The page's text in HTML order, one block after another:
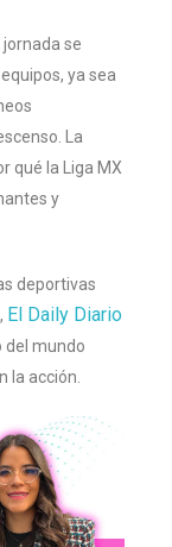
se
ya sea
La
qué la Liga MX
y
deportivas
El Daily Diario
del mundo
la acción.